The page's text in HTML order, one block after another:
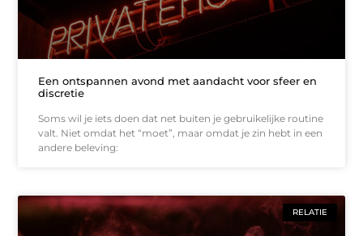
Een ontspannen avond met aandacht voor sfeer en
discretie
Soms wil je iets doen dat net buiten je gebruikelijke routine
valt. Niet omdat het “moet”, maar omdat je zin hebt in een
andere beleving:
RELATIE